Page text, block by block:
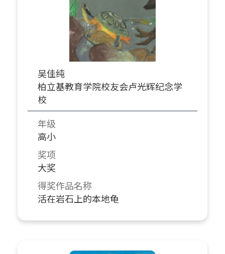
吴佳纯
柏立基教育学院校友会卢光辉纪念学
校
年级
高小
奖项
大奖
得奖作品名称
活在岩石上的本地龟